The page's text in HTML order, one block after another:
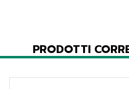
PRODOTTI